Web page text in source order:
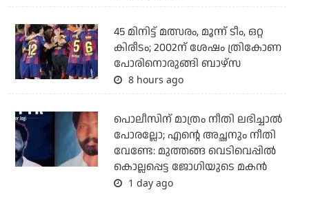
45 മിനിട്ട് മത്സരം, മൂന്ന് ടീം, ഒറ്റ
കിരീടം; 2002ന് ശേഷം ത്രികോണ
പോരിനൊരുങ്ങി ബാഴ്‌സ
8 hours ago
പൊലീസിന് മാത്രം നീതി ലഭിച്ചാല്‍
പോരല്ലോ; എന്റെ അച്ഛനും നീതി
വേണ്ടേ: മുത്തങ്ങ വെടിവെപ്പില്‍
കൊല്ലപ്പെട്ട ജോഗിയുടെ മകന്‍
1 day ago